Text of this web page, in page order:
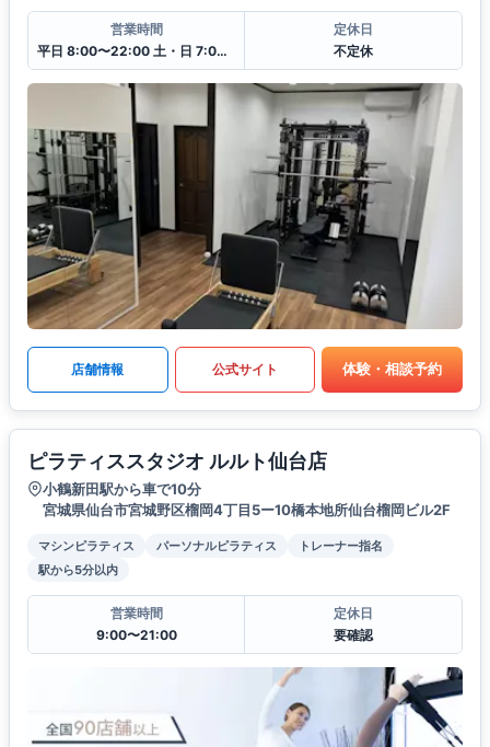
営業時間
平日 8:00〜22:00 土・日 7:00〜21:00
定休日
不定休
店舗情報 公式サイト 体験・相談予約
ピラティススタジオ ルルト仙台店
小鶴新田駅から車で10分
宮城県仙台市宮城野区榴岡4丁目5ー10橋本地所仙台榴岡ビル2F
マシンピラティス パーソナルピラティス
トレーナー指名
駅から5分以内
営業時間
9:00〜21:00
定休日
要確認